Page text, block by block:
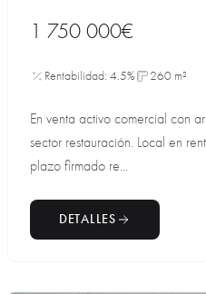
1 750 000€
Rentabilidad: 4.5% 260 m²
En venta activo comercial con
sector restauración. Local en
plazo firmado re...
DETALLES